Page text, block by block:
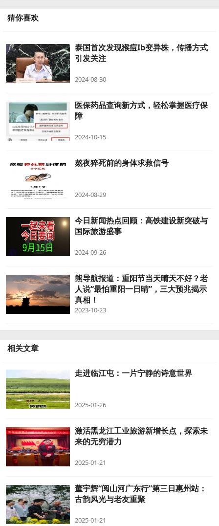
猜你喜欢
泰国首次发现猴痘Ib变异株，传播方式
引发关注
2024-08-30
医保药品查询新方式，轻松掌握医疗保
障
2024-10-15
熬夜猝死前的身体求救信号
2024-08-29
今日新闻热点回顾：高铁建设新突破与
国际旅游盛事
2024-09-26
熊导航报道：重阳节当天晴天不好？老
人说“最怕重阳一日晴”，三大预兆揭示
真相！
2023-10-23
相关文章
走进临江屯：一片宁静的诗意世界
2025-01-26
激活黑龙江工业旅游新增长点，探索未
来的无穷潜力
2025-01-21
董宇辉“阅山河广东行”第三日惠州站：
古韵风光与老友重聚
2025-01-21